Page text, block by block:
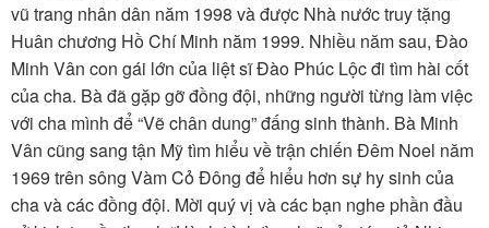
vũ trang nhân dân năm 1998 và được Nhà nước truy tặng
Huân chương Hồ Chí Minh năm 1999. Nhiều năm sau, Đào
Minh Vân con gái lớn của liệt sĩ Đào Phúc Lộc đi tìm hài cốt
của cha. Bà đã gặp gỡ đồng đội, những người từng làm việc
với cha mình để “Vẽ chân dung” đấng sinh thành. Bà Minh
Vân cũng sang tận Mỹ tìm hiểu về trận chiến Đêm Noel năm
1969 trên sông Vàm Cỏ Đông để hiểu hơn sự hy sinh của
cha và các đồng đội. Mời quý vị và các bạn nghe phần đầu